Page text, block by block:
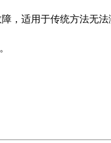
，适用于传统方法无